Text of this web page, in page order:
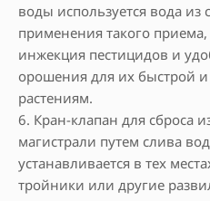
воды используется вода из
применения такого
инжекция пестицидов и
орошения для их быстрой
растениям.
6. Кран-клапан для сброса
магистрали путем слива
устанавливается в тех
тройники или другие